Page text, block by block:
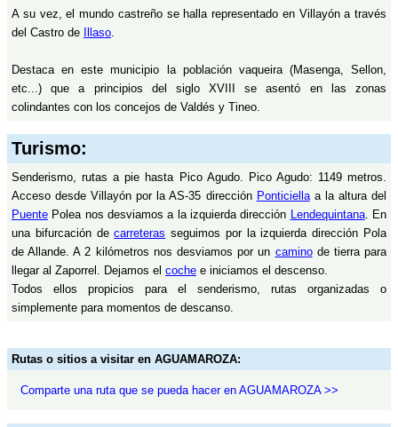
A su vez, el mundo castreño se halla representado en Villayón a través
del Castro de
Illaso.
Destaca en este municipio la población vaqueira (Masenga, Sellon,
etc...) que a principios del siglo XVIII se asentó en las zonas
colindantes con los concejos de Valdés y Tineo.
Turismo:
Senderismo, rutas a pie hasta Pico Agudo. Pico Agudo: 1149 metros.
Acceso desde Villayón por la AS-35 dirección Ponticiellaa la altura del
Puente Polea nos desviamos a la izquierda dirección Lendequintana. En
una bifurcación decarreteras seguimos por la izquierda dirección Pola
de Allande. A 2 kilómetros nos desviamos por un caminode tierra para
llegar al Zaporrel. Dejamos el coche e iniciamos el descenso.
Todos ellos propicios para el senderismo, rutas organizadas o
simplemente para momentos de descanso.
Rutas o sitios a visitar en AGUAMAROZA:
Comparte una ruta que se pueda hacer en AGUAMAROZA >>